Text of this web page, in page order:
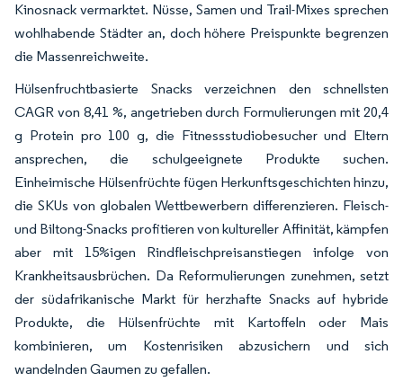
Kinosnack vermarktet. Nüsse, Samen und Trail-Mixes sprechen
wohlhabende Städter an, doch höhere Preispunkte begrenzen
die Massenreichweite.
Hülsenfruchtbasierte Snacks verzeichnen den schnellsten
CAGR von 8,41 %, angetrieben durch Formulierungen mit 20,4
g Protein pro 100 g, die Fitnessstudiobesucher und Eltern
ansprechen, die schulgeeignete Produkte suchen.
Einheimische Hülsenfrüchte fügen Herkunftsgeschichten hinzu,
die SKUs von globalen Wettbewerbern differenzieren. Fleisch-
und Biltong-Snacks profitieren von kultureller Affinität, kämpfen
aber mit 15%igen Rindfleischpreisanstiegen infolge von
Krankheitsausbrüchen. Da Reformulierungen zunehmen, setzt
der südafrikanische Markt für herzhafte Snacks auf hybride
Produkte, die Hülsenfrüchte mit Kartoffeln oder Mais
kombinieren, um Kostenrisiken abzusichern und sich
wandelnden Gaumen zu gefallen.